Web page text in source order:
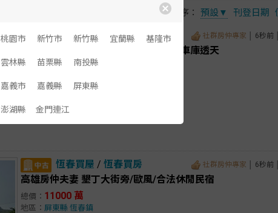
桃園市 新竹市 新竹縣 宜蘭縣 基隆市
雲林縣 苗栗縣 南投縣
嘉義市 嘉義縣 屏東縣
澎湖縣 金門連江
排序： 預設▼ 刊登日期
小港買屋/ 小港買房 社群房仲專家 │ 6秒前
高雄房仲夫妻 漢民商圈 傳統格局翻新車庫透天
總價：1580 萬
坪數：55.4 坪
類型：住宅/透天厝
恆春買屋 / 恆春買房 社群房仲專家 │ 6秒前
高雄房仲夫妻 墾丁大街旁/歐風/合法休閒民宿
總價： 11000 萬
地區： 屏東縣 恆春鎮